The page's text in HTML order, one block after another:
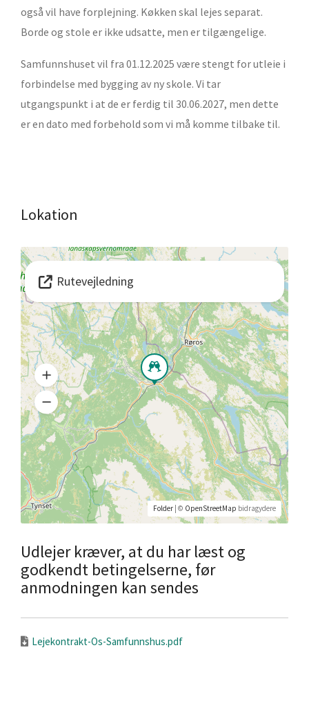
også vil have forplejning. Køkken skal lejes separat.
Borde og stole er ikke udsatte, men er tilgængelige.
Samfunnshuset vil fra 01.12.2025 være stengt for utleie i
forbindelse med bygging av ny skole. Vi tar
utgangspunkt i at de er ferdig til 30.06.2027, men dette
er en dato med forbehold som vi må komme tilbake til.
Lokation
Folder | © OpenStreetMap bidragydere
Rutevejledning
Udlejer kræver, at du har læst og
godkendt betingelserne, før
anmodningen kan sendes
Lejekontrakt-Os-Samfunnshus.pdf